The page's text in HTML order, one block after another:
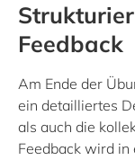
Feedback
Am Ende der
ein detailliertes
als auch die
Feedback wird